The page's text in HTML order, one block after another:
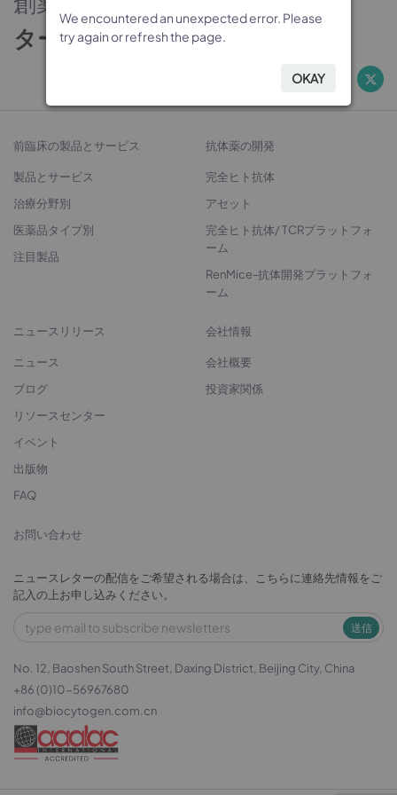
ターゲットから治療法開発へ
前臨床の製品とサービス
製品とサービス
治療分野別
医薬品タイプ別
注目製品
抗体薬の開発
完全ヒト抗体
アセット
完全ヒト抗体/ TCRプラットフォ
ーム
RenMice-抗体開発プラットフォ
ーム
ニュースリリース
ニュース
ブログ
リソースセンター
イベント
出版物
FAQ
会社情報
会社概要
投資家関係
お問い合わせ
ニュースレターの配信をご希望される場合は、こちらに連絡先情報をご
記入の上お申し込みください。
送信
No. 12, Baoshen South Street, Daxing District, Beijing City, China
+86 (0)10-56967680
info@biocytogen.com.cn
We encountered an unexpected error. Please
try again or refresh the page.
OKAY
We encountered an unexpected error. Please
try again or refresh the page.
OKAY
We encountered an unexpected error. Please
try again or refresh the page.
OKAY
We encountered an unexpected error. Please
try again or refresh the page.
OKAY